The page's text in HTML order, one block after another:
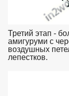
Третий этап -
амигуруми с
воздушных
лепестков.